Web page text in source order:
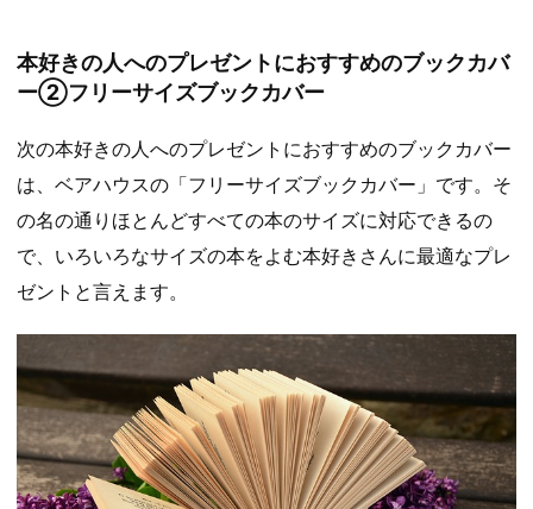
本好きの人へのプレゼントにおすすめのブックカバ
ー②フリーサイズブックカバー
次の本好きの人へのプレゼントにおすすめのブックカバー
は、ベアハウスの「フリーサイズブックカバー」です。そ
の名の通りほとんどすべての本のサイズに対応できるの
で、いろいろなサイズの本をよむ本好きさんに最適なプレ
ゼントと言えます。